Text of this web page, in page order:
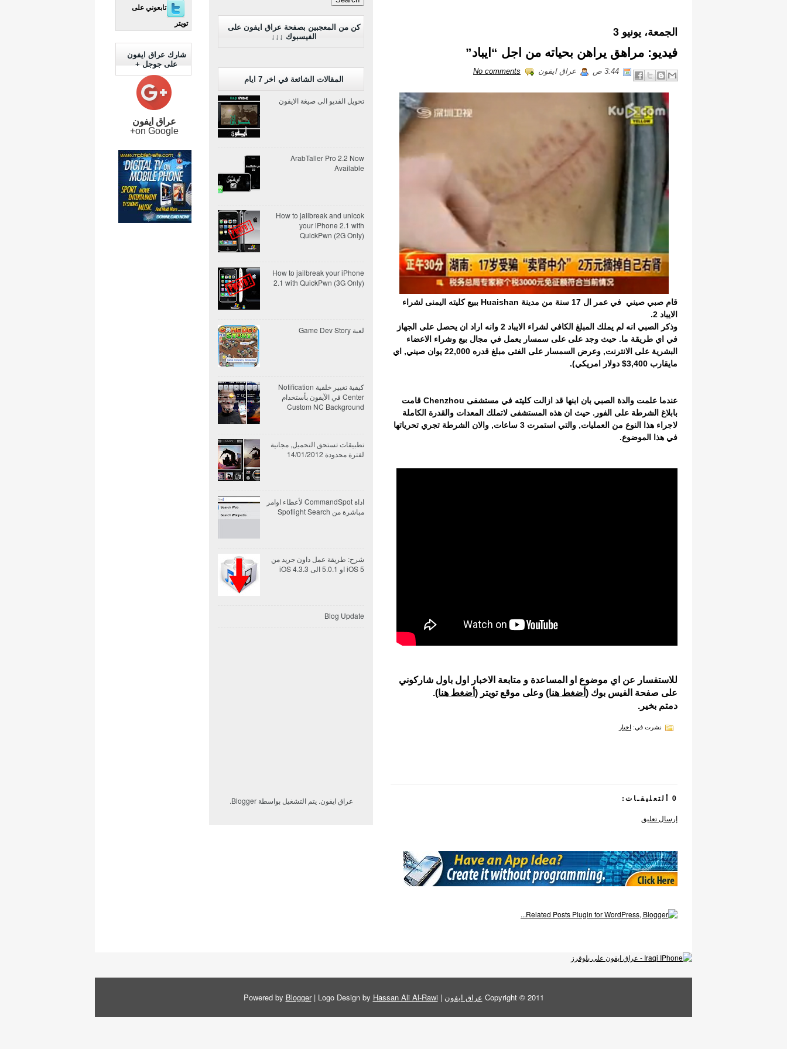
الجمعة، يونيو 3
فيديو: مراهق يراهن بحياته من اجل “ايباد”
عراق ايفون No comments
قام صبي صيني في عمر ال 17 سنة من مدينة Huaishan ببيع كليته اليمنى لشراء
الايباد 2.
وذكر الصبي انه لم يملك المبلغ الكافي لشراء الايباد 2 وانه اراد ان يحصل على الجهاز
في اي طريقة ما. حيث وجد على على سمسار يعمل في مجال بيع وشراء الاعضاء
البشرية على الانترنت, وعرض السمسار على الفتى مبلغ قدره 22,000 يوان صيني, اي
مايقارب 3,400$ دولار امريكي).
عندما علمت والدة الصبي بان ابنها قد ازالت كليته في مستشفى Chenzhou قامت
بابلاغ الشرطة على الفور. حيث ان هذه المستشفى لاتملك المعدات والقدرة الكاملة
لاجراء هذا النوع من العمليات, والتي استمرت 3 ساعات, والان الشرطة تجري تحرياتها
في هذا الموضوع.
للاستفسار عن اي موضوع او المساعدة و متابعة الاخبار اول باول شاركوني
على صفحة الفيس بوك ( أضغط هنا) وعلى موقع تويتر ( أضغط هنا).
دمتم بخير.
نشرت في: اخبار
0 ألتعليقـات:
إرسال تعليق
كن من المعجبين بصفحة عراق ايفون على
الفيسبوك ↓↓↓
المقالات الشائعة في اخر 7 ايام
تحويل الفديو الى صيغة الايفون
ArabTaller Pro 2.2 Now
Available
How to jailbreak and unlcok
your iPhone 2.1 with
QuickPwn (2G Only)
How to jailbreak your iPhone
2.1 with QuickPwn (3G Only)
لعبة Game Dev Story
كيفية تغيير خلفية Notification
Center في الآيفون بأستخدام
Custom NC Background
تطبيقات تستحق التحميل, مجانية
لفترة محدودة 14/01/2012
اداة CommandSpot لأعطاء اوامر
مباشرة من Spotlight Search
شرح: طريقة عمل داون جريد من
iOS 5 او 5.0.1 الى iOS 4.3.3
Blog Update
عراق ايفون. يتم التشغيل بواسطةBlogger
.
تابعوني على
تويتر
شارك عراق ايفون
على جوجل +
عراق ايفون
on Google+
Copyright © 2011 عراق ايفون | Powered by
Blogger| Logo Design by Hassan Ali Al-Rawi